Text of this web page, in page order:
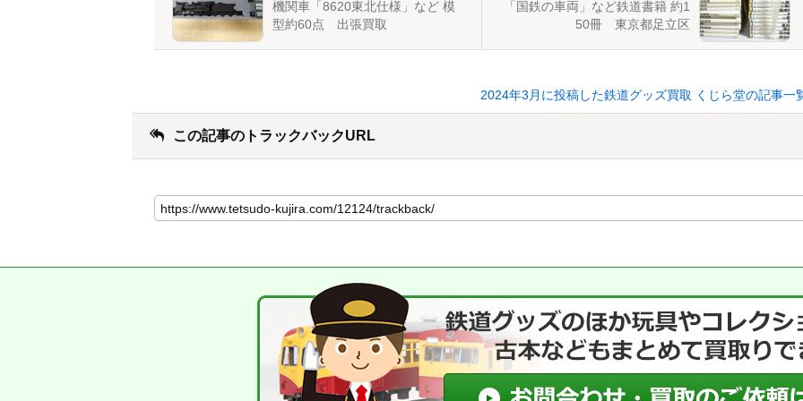
「国鉄の車両」など鉄道書籍 約1
50冊 東京都足立区
機関車「8620東北仕様」など 模
型約60点 出張買取
2024年3月に投稿した鉄道グッズ買取 くじら堂の記事一
この記事のトラックバックURL